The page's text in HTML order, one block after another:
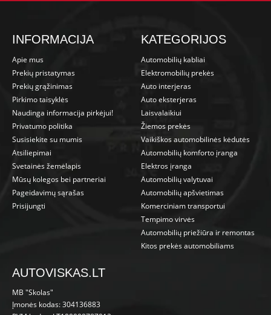
INFORMACIJA
Apie mus
Prekių pristatymas
Prekių grąžinimas
Pirkimo taisyklės
Naudinga informacija pirkėjui!
Privatumo politika
Susisiekite su mumis
Atsiliepimai
Svetainės žemėlapis
Mūsų kolegos bei partneriai
Pageidavimų sąrašas
Prisijungti
KATEGORIJOS
Automobilių kabliai
Elektromobilių prekės
Auto interjeras
Auto eksterjeras
Laisvalaikiui
Žiemos prekės
Vaikiškos automobilinės kėdutės
Automobilių komforto įranga
Elektros įranga
Automobilių valytuvai
Automobilių apšvietimas
Komerciniam transportui
Tempimo virvės
Automobilių priežiūra ir remontas
Kitos prekės automobiliams
AUTOVISKAS.LT
MB "Skolas"
Įmonės kodas: 304136883